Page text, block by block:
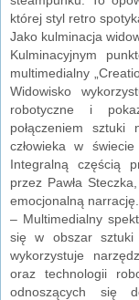
której styl retro
Jako kulminacja
Kulminacyjnym
multimedialny
Widowisko
robotyczne i
połączeniem
człowieka w
Integralną częścią
przez Pawła
emocjonalną narrację.
– Multimedialny
się w obszar sztuki
wykorzystuje
oraz technologii
odnoszących się